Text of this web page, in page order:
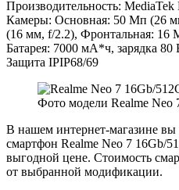
Производительность:
Камеры: Основная: 50 Мп (26
(16 мм, f/2.2), Фронтальная: 16
Батарея: 7000 мА*ч, зарядка 80
Защита IPIP68/69
Фото модели Realme Neo
В нашем интернет-магазине
смартфон Realme Neo 7 16Gb/
выгодной цене. Стоимость
от выбранной модификации.